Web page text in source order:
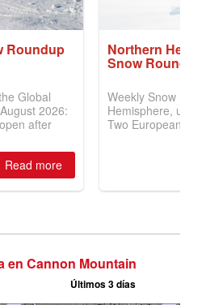
en Cannon Mountain
Últimos 3 días